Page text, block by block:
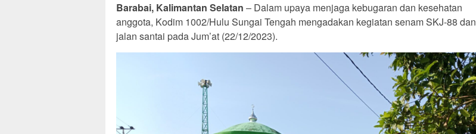
Barabai, Kalimantan Selatan – Dalam upaya menjaga kebugaran dan kesehatan
anggota, Kodim 1002/Hulu Sungai Tengah mengadakan kegiatan senam SKJ-88 dan
jalan santai pada Jum’at (22/12/2023).